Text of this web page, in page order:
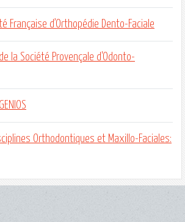
Française d’Orthopédie Dento-Faciale
la Société Provençale d'Odonto-
Orthodontiques et Maxillo-Faciales: